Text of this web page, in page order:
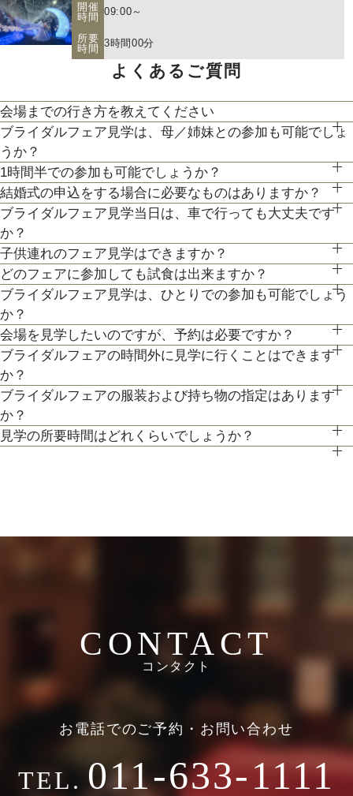
お二人の希望に合わせた挙式のスタイル（挙式のみ、披露宴、
パーティー等）や予算に応じたプランニングをさせていただき
【北海道フレンチ】北海道の契約生産者さん直送の食材を使
持つ貴田岡シェフの試食をお楽しみください！
最新のトレンドコーディネート体験が可能。
個性やテーマに合わせて素敵な空間を作り上げます！ウェディ
ングのテーマやお二人のこだわりを反映させたオリジナルの会
200年の歴史ある厳かな雰囲気に包まれる大聖堂で、結婚式の
真髄を感じていただける見学ツアー。広大な空間と圧倒的な美
しさを誇る大聖堂で、神聖な儀式が執り行われる特別な場所
を、ぜひ実際にご体感ください♪
３Dプロジェクションマッピングを始め、先輩カップル絶賛の
最先端のウェディング演出の数々をご紹介。ゲストと楽しむ演
出、お姫様のように注目される演出、あなたの理想にあったも
のをご提案します。
専属衣装室『マリアクリスティ』をご案内。夢のような結婚式
を彩るドレスを間近でご覧いただける特別な機会です。是非運
命の1着を見つけてみてください＊
開催
時間
09:00～
所要
時間
3時間00分
よくあるご質問
会場までの行き方を教えてください
●お車でお越しの方へ JR札幌駅から約15分 地下鉄西28丁
目から約3分
●交通機関をご利用の方へ 地下鉄東西線「西28丁目」駅下
車 2番出口より徒歩約15分となっております。
ブライダルフェア見学は、母／姉妹との参加も可能でしょ
うか？
もちろん可能です。親御様やご家族との参加も歓迎しておりま
す。
1時間半での参加も可能でしょうか？
通常、会場見学と試食で3時間程となります。時間内で必要な
ご案内にてご対応させて頂きます。
結婚式の申込をする場合に必要なものはありますか？
お内金と印鑑をお持ちいただいております。都度、プランナー
よりご案内させて頂きますのでご安心ください。
ブライダルフェア見学当日は、車で行っても大丈夫です
か？
お車でお越しいただいても大丈夫です。その際は、会場併設の
無料駐車場をご利用下さい。
子供連れのフェア見学はできますか？
もちろん可能です。授乳室等もご用意しておりますのでご安心
ください。
また、お子様連れでのご来館が不安な場合は、オンライン相談
フェアもご検討下さい。
どのフェアに参加しても試食は出来ますか？
「試食」マークのついているフェアにて、シェフ厳選料理の無
料試食を行っております。
ブライダルフェア見学は、ひとりでの参加も可能でしょう
か？
もちろん可能です。おひとり様でのご見学も歓迎しておりま
す。
会場を見学したいのですが、予約は必要ですか？
予約制ではございませんが、予約の方優先でご案内をしており
ます。
事前にご予約頂けますとご希望の日時に見学確実かと存じます
ので、ブライダルフェアページより予約、またはお電話にてお
ブライダルフェアの時間外に見学に行くことはできます
か？
ブライダルフェア開催時間帯での参加が難しい場合は、お電話
にてお気軽にご相談下さい。
ブライダルフェアの服装および持ち物の指定はあります
か？
特に指定はございません。服装は普段着でお気軽にお越しくだ
見学の所要時間はどれくらいでしょうか？
ご試食やお見積もり・日程のご提示を含めて３時間程お時間を
CONTACT
コンタクト
お電話でのご予約・お問い合わせ
TEL. 011-633-1111